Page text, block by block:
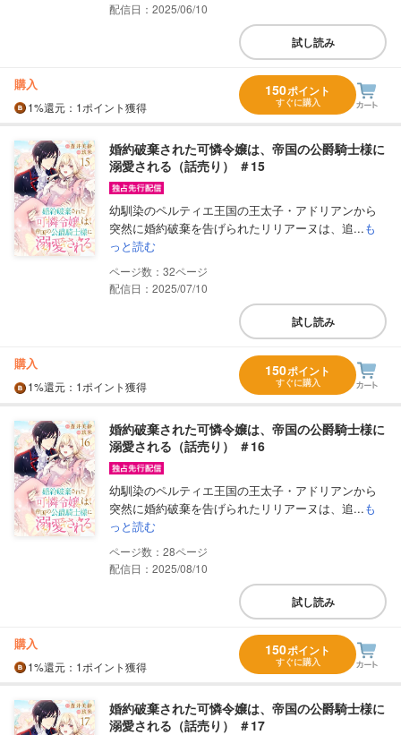
配信日：2025/06/10
試し読み
購入
1%還元 ：1ポイント獲得
150ポイント
すぐに購入
婚約破棄された可憐令嬢は、帝国の公爵騎士様に
溺愛される（話売り） ＃15
幼馴染のペルティエ王国の王太子・アドリアンから
突然に婚約破棄を告げられたリリアーヌは、追...も
っと読む
32
配信日：2025/07/10
試し読み
購入
1%還元 ：1ポイント獲得
150ポイント
すぐに購入
婚約破棄された可憐令嬢は、帝国の公爵騎士様に
溺愛される（話売り） ＃16
幼馴染のペルティエ王国の王太子・アドリアンから
突然に婚約破棄を告げられたリリアーヌは、追...も
っと読む
28
配信日：2025/08/10
試し読み
購入
1%還元 ：1ポイント獲得
150ポイント
すぐに購入
婚約破棄された可憐令嬢は、帝国の公爵騎士様に
溺愛される（話売り） ＃17